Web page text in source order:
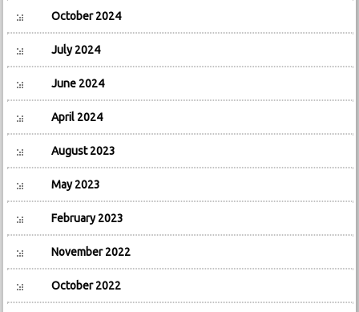
October 2024
July 2024
June 2024
April 2024
August 2023
May 2023
February 2023
November 2022
October 2022